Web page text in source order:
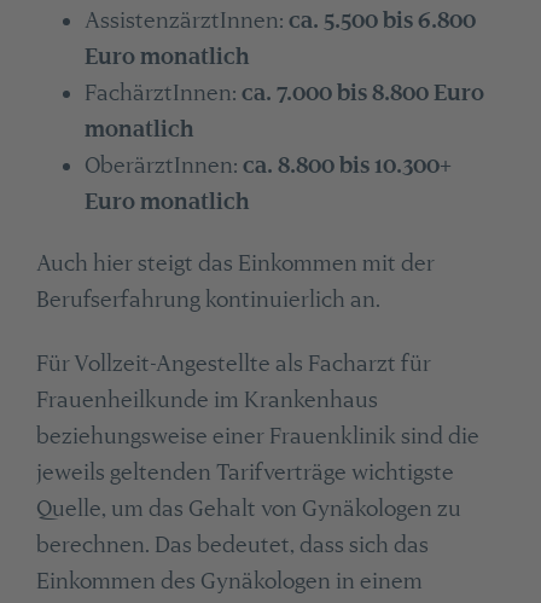
AssistenzärztInnen: ca. 5.500 bis 6.800
Euro monatlich
FachärztInnen: ca. 7.000 bis 8.800 Euro
monatlich
OberärztInnen: ca. 8.800 bis 10.300+
Euro monatlich
Auch hier steigt das Einkommen mit der
Berufserfahrung kontinuierlich an.
Für Vollzeit-Angestellte als Facharzt für
Frauenheilkunde im Krankenhaus
beziehungsweise einer Frauenklinik sind die
jeweils geltenden Tarifverträge wichtigste
Quelle, um das Gehalt von Gynäkologen zu
berechnen. Das bedeutet, dass sich das
Einkommen des Gynäkologen in einem